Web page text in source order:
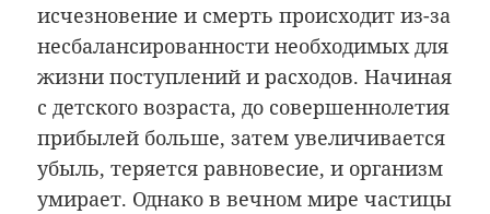
исчезновение и смерть происходит из-за
несбалансированности необходимых для
жизни поступлений и расходов. Начиная
с детского возраста, до совершеннолетия
прибылей больше, затем увеличивается
убыль, теряется равновесие, и организм
умирает. Однако в вечном мире частицы